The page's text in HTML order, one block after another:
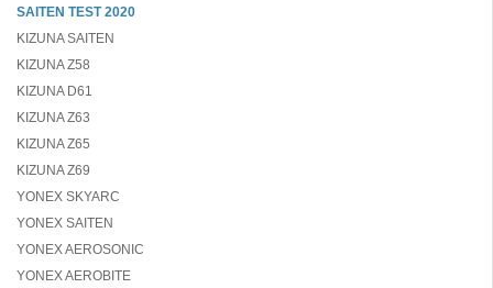
SAITEN TEST 2020
KIZUNA SAITEN
KIZUNA Z58
KIZUNA D61
KIZUNA Z63
KIZUNA Z65
KIZUNA Z69
YONEX SKYARC
YONEX SAITEN
YONEX AEROSONIC
YONEX AEROBITE